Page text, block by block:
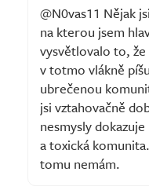
@N0vas11 Nějak
na kterou jsem
vysvětlovalo to,
v totmo vlákně
ubrečenou
jsi vztahovačně
nesmysly
a toxická
tomu nemám.